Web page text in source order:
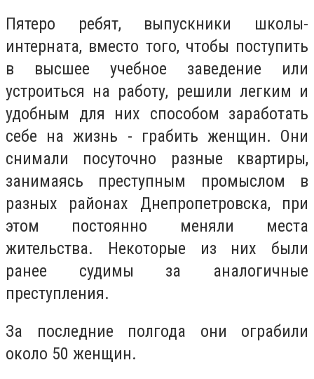
Пятеро ребят, выпускники школы-
интерната, вместо того, чтобы поступить
в высшее учебное заведение или
устроиться на работу, решили легким и
удобным для них способом заработать
себе на жизнь - грабить женщин. Они
снимали посуточно разные квартиры,
занимаясь преступным промыслом в
разных районах Днепропетровска, при
этом постоянно меняли места
жительства. Некоторые из них были
ранее судимы за аналогичные
преступления.
За последние полгода они ограбили
около 50 женщин.